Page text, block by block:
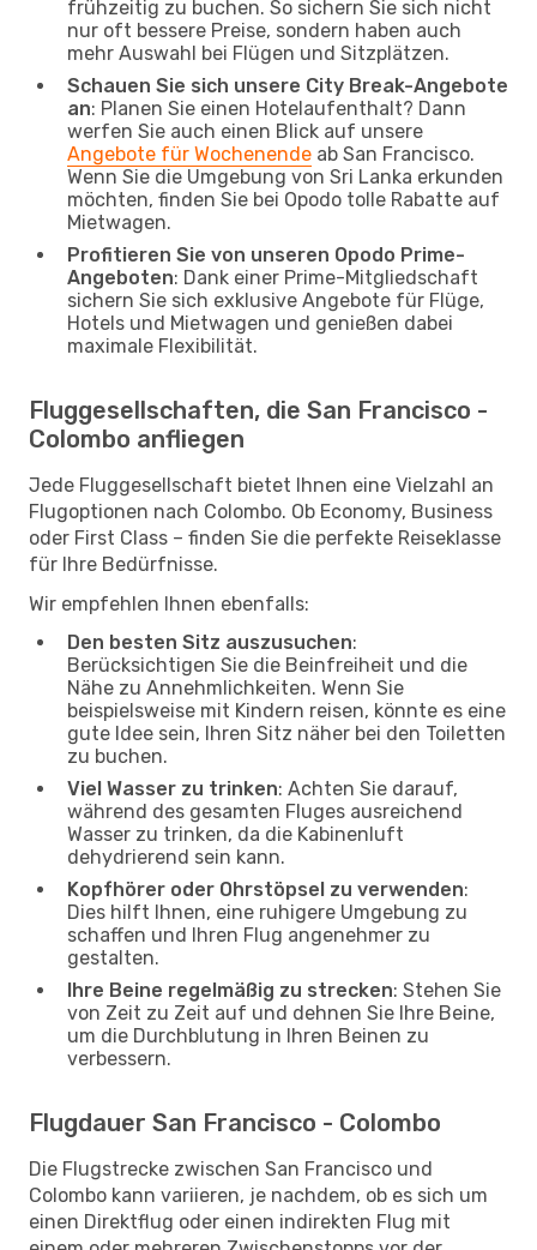
frühzeitig zu buchen. So sichern Sie sich nicht
nur oft bessere Preise, sondern haben auch
mehr Auswahl bei Flügen und Sitzplätzen.
Schauen Sie sich unsere City Break-Angebote
an: Planen Sie einen Hotelaufenthalt? Dann
werfen Sie auch einen Blick auf unsere
Angebote für Wochenende ab San Francisco.
Wenn Sie die Umgebung von Sri Lanka erkunden
möchten, finden Sie bei Opodo tolle Rabatte auf
Mietwagen.
Profitieren Sie von unseren Opodo Prime-
Angeboten: Dank einer Prime-Mitgliedschaft
sichern Sie sich exklusive Angebote für Flüge,
Hotels und Mietwagen und genießen dabei
maximale Flexibilität.
Fluggesellschaften, die San Francisco -
Colombo anfliegen
Jede Fluggesellschaft bietet Ihnen eine Vielzahl an
Flugoptionen nach Colombo. Ob Economy, Business
oder First Class – finden Sie die perfekte Reiseklasse
für Ihre Bedürfnisse.
Wir empfehlen Ihnen ebenfalls:
Den besten Sitz auszusuchen:
Berücksichtigen Sie die Beinfreiheit und die
Nähe zu Annehmlichkeiten. Wenn Sie
beispielsweise mit Kindern reisen, könnte es eine
gute Idee sein, Ihren Sitz näher bei den Toiletten
zu buchen.
Viel Wasser zu trinken: Achten Sie darauf,
während des gesamten Fluges ausreichend
Wasser zu trinken, da die Kabinenluft
dehydrierend sein kann.
Kopfhörer oder Ohrstöpsel zu verwenden:
Dies hilft Ihnen, eine ruhigere Umgebung zu
schaffen und Ihren Flug angenehmer zu
gestalten.
Ihre Beine regelmäßig zu strecken: Stehen Sie
von Zeit zu Zeit auf und dehnen Sie Ihre Beine,
um die Durchblutung in Ihren Beinen zu
verbessern.
Flugdauer San Francisco - Colombo
Die Flugstrecke zwischen San Francisco und
Colombo kann variieren, je nachdem, ob es sich um
einen Direktflug oder einen indirekten Flug mit